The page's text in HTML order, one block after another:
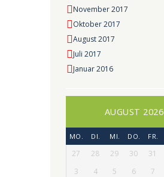
November 2017
Oktober 2017
August 2017
Juli 2017
Januar 2016
AUGUST 2026
MO. DI. MI. DO. FR.
27 28 29 30 31
3
4 5 6 7